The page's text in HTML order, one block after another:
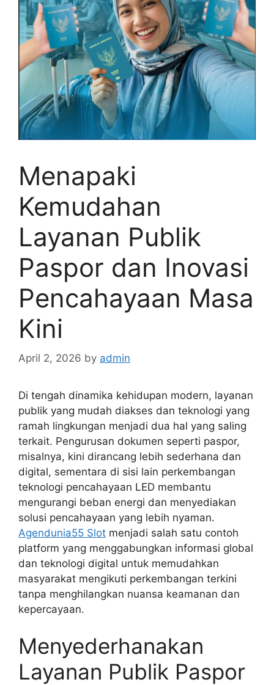
Menapaki
Kemudahan
Layanan Publik
Paspor dan Inovasi
Pencahayaan Masa
Kini
April 2, 2026 by admin
Di tengah dinamika kehidupan modern, layanan
publik yang mudah diakses dan teknologi yang
ramah lingkungan menjadi dua hal yang saling
terkait. Pengurusan dokumen seperti paspor,
misalnya, kini dirancang lebih sederhana dan
digital, sementara di sisi lain perkembangan
teknologi pencahayaan LED membantu
mengurangi beban energi dan menyediakan
solusi pencahayaan yang lebih nyaman.
Agendunia55 Slot menjadi salah satu contoh
platform yang menggabungkan informasi global
dan teknologi digital untuk memudahkan
masyarakat mengikuti perkembangan terkini
tanpa menghilangkan nuansa keamanan dan
kepercayaan.
Menyederhanakan
Layanan Publik Paspor